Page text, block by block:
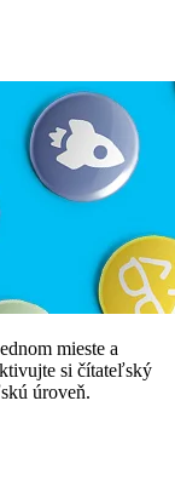
mieste a
si čítateľský
úroveň.